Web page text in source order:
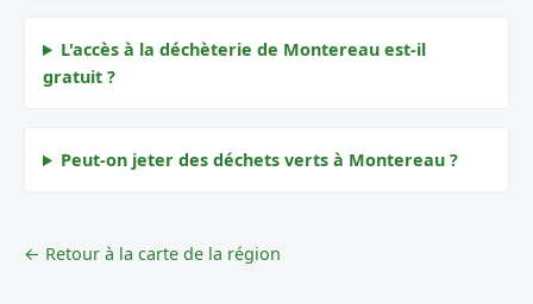
L'accès à la déchèterie de Montereau est-il
gratuit ?
Peut-on jeter des déchets verts à Montereau ?
← Retour à la carte de la région